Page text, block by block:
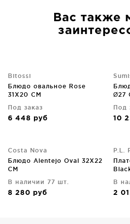
Вас также
Bitossi
Блюдо овальное Rose
31X20 CM
Под заказ
6 448 руб
Ø27
Под
10
Costa Nova
Блюдо Alentejo Oval 32X22
CM
В наличии 77 шт.
8 280 руб
P.L.
В
2